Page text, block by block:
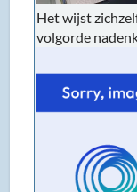
Het wijst
volgorde